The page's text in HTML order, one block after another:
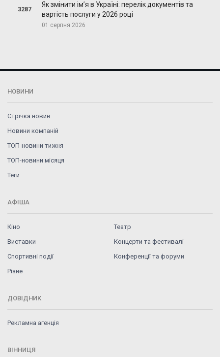
3287
Як змінити ім’я в Україні: перелік документів та
вартість послуги у 2026 році
01 серпня 2026
НОВИНИ
Стрічка новин
Новини компаній
ТОП-новини тижня
ТОП-новини місяця
Теги
АФІША
Кіно
Театр
Виставки
Концерти та фестивалі
Спортивні події
Конференції та форуми
Різне
ДОВІДНИК
Рекламна агенція
ВІННИЦЯ